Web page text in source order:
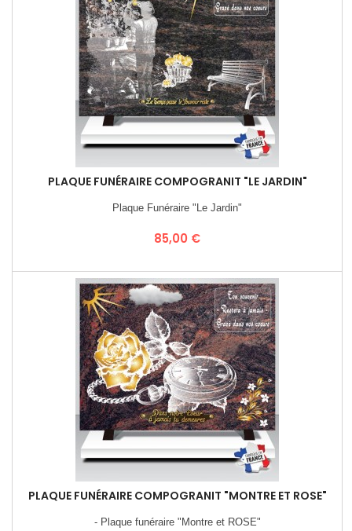
PLAQUE FUNÉRAIRE COMPOGRANIT "LE JARDIN"
Plaque Funéraire "Le Jardin"
Prix
85,00 €
PLAQUE FUNÉRAIRE COMPOGRANIT "MONTRE ET ROSE"
- Plaque funéraire "Montre et ROSE"